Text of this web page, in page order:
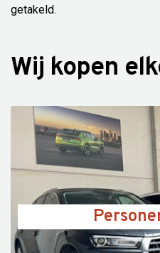
getakeld.
Wij kopen